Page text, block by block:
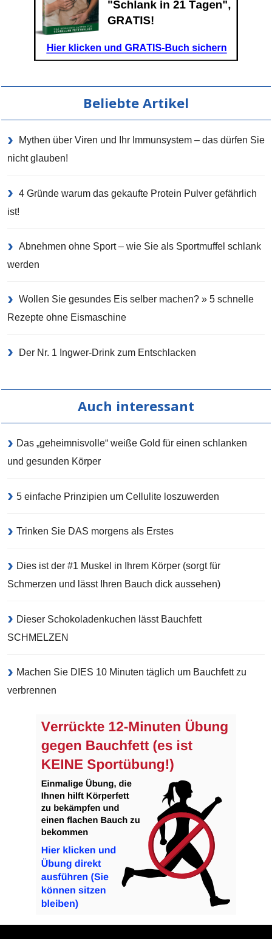
Beliebte Artikel
Mythen über Viren und Ihr Immunsystem – das dürfen Sie
nicht glauben!
4 Gründe warum das gekaufte Protein Pulver gefährlich
ist!
Abnehmen ohne Sport – wie Sie als Sportmuffel schlank
werden
Wollen Sie gesundes Eis selber machen? » 5 schnelle
Rezepte ohne Eismaschine
Der Nr. 1 Ingwer-Drink zum Entschlacken
Auch interessant
Das „geheimnisvolle“ weiße Gold für einen schlanken
und gesunden Körper
5 einfache Prinzipien um Cellulite loszuwerden
Trinken Sie DAS morgens als Erstes
Dies ist der #1 Muskel in Ihrem Körper (sorgt für
Schmerzen und lässt Ihren Bauch dick aussehen)
Dieser Schokoladenkuchen lässt Bauchfett
SCHMELZEN
Machen Sie DIES 10 Minuten täglich um Bauchfett zu
verbrennen